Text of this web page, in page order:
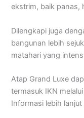
ekstrim, baik panas,
Dilengkapi juga
bangunan lebih
matahari yang
Atap Grand Luxe
termasuk IKN
Informasi lebih